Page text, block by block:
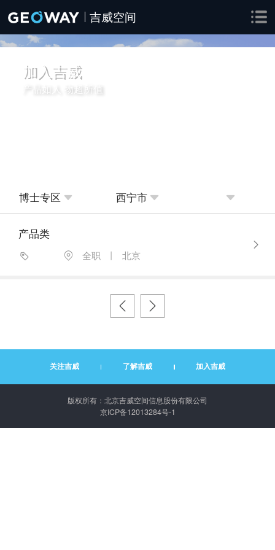
吉威空间
加入吉威
产品如人 物超所值
博士专区 西宁市
产品类
全职 丨 北京
关注吉威 了解吉威 加入吉威
版权所有：北京吉威空间信息股份有限公司
京ICP备12013284号-1